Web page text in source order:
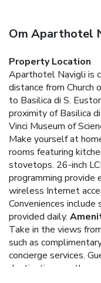
Om Aparthotel
Property Location
Aparthotel Navigli is
distance from Church
to Basilica di S.
proximity of Basilica
Vinci Museum of
Make yourself at
rooms featuring
stovetops. 26-inch
programming
wireless Internet
Conveniences include
provided daily.
Take in the views
such as
concierge services.
destinations on the